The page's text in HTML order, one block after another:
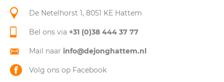
De Netelhorst 1, 8051 KE Hattem
Bel ons via +31 (0)38 444 37 77
Mail naar info@dejonghattem.nl
Volg ons op Facebook